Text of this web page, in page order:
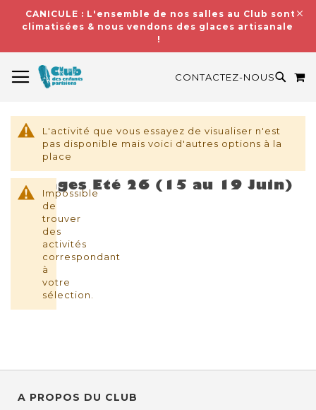
CANICULE : L'ensemble de nos salles au Club sont
climatisées & nous vendons des glaces artisanales
!
CONTACTEZ-NOUS
L'activité que vous essayez de visualiser n'est
pas disponible mais voici d'autres options à la
place
Stages Eté 26 (15 au 19 Juin)
Impossible
de
trouver
des
activités
correspondant
à
votre
sélection.
A PROPOS DU CLUB